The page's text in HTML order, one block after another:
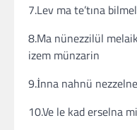
7.Lev ma te’tına
8.Ma nünezzilül
izem münzarin
9.İnna nahnü
10.Ve le kad erselna